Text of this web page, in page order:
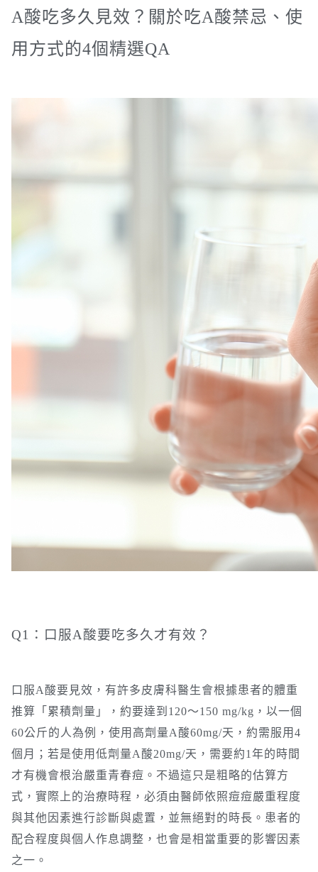
A酸吃多久見效？關於吃A酸禁忌、使
用方式的4個精選QA
Q1：口服A酸要吃多久才有效？
口服A酸要見效，有許多皮膚科醫生會根據患者的體重
推算「累積劑量」，約要達到120～150 mg/kg，以一個
60公斤的人為例，使用高劑量A酸60mg/天，約需服用4
個月；若是使用低劑量A酸20mg/天，需要約1年的時間
才有機會根治嚴重青春痘。不過這只是粗略的估算方
式，實際上的治療時程，必須由醫師依照痘痘嚴重程度
與其他因素進行診斷與處置，並無絕對的時長。患者的
配合程度與個人作息調整，也會是相當重要的影響因素
之一。